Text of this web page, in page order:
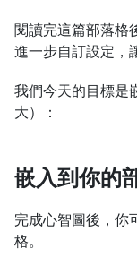
閱讀完這篇部落格
進一步自訂設定，
我們今天的目標是
大）：
嵌入到你的
完成心智圖後，你
格。